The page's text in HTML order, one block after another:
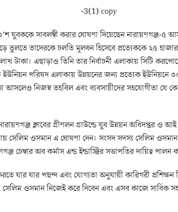
যুবককে সাবলম্বী করার ঘোষণা দিয়েছেন নারায়ণগঞ্জ-৫
তুলতে তাদেরকে চলতি মূলধন হিসেবে প্রত্যেককে ২৫
টাকা। এছাড়াও তিনি তার নির্বাচনী এলাকায় সিটি
ইউনিয়ন পরিষদ এলাকায় উন্নয়নের জন্য প্রত্যেক ইউনিয়নে
আসলেও নিজস্ব তহবিল এবং ব্যবসায়ীদের সহযোগীতা যে
নারায়ণগঞ্জ ক্লাবের গ্রীণলন গ্রাউন্ডে যুব উন্নয়ন অধিদপ্তর
সেলিম ওসমান এ ঘোষণা দেন। সংসদ সদস্য সেলিম ওসমান
চেম্বার অব কর্মাস এন্ড ইন্ডাস্ট্রির সভাপতির দায়িত্ব পালন
যার যার পছন্দ এবং যোগ্যতা অনুযায়ী কারিগরী
সেলিম ওসমান নিজেই করে দিবেন এবং এসব কাজে সার্বিক